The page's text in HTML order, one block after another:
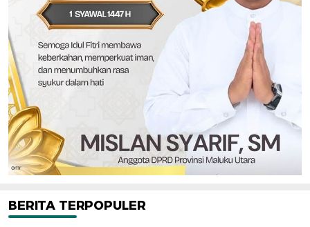
BERITA TERPOPULER